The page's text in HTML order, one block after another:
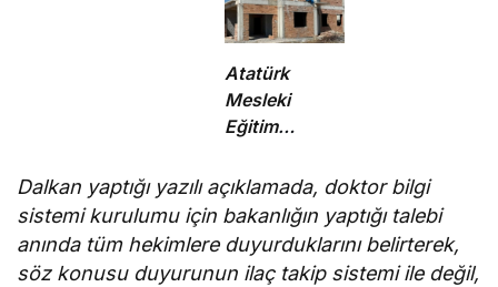
politikalara ihtiyaç
var”
Atatürk
Mesleki
Eğitim
inşaatı durma
noktasında!
Dalkan yaptığı yazılı açıklamada, doktor bilgi
sistemi kurulumu için bakanlığın yaptığı talebi
anında tüm hekimlere duyurduklarını belirterek,
söz konusu duyurunun ilaç takip sistemi ile değil,